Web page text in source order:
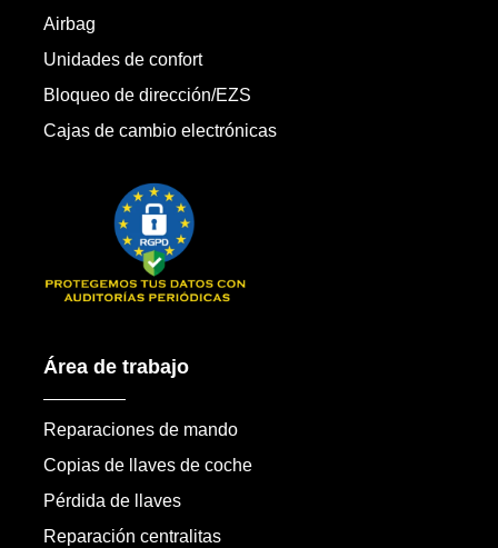
Airbag
Unidades de confort
Bloqueo de dirección/EZS
Cajas de cambio electrónicas
Área de trabajo
Reparaciones de mando
Copias de llaves de coche
Pérdida de llaves
Reparación centralitas